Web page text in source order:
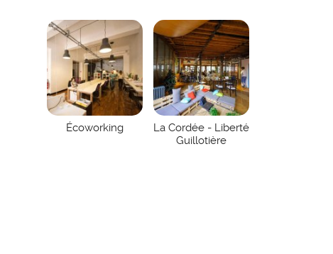
Écoworking
La Cordée - Liberté
Guillotière